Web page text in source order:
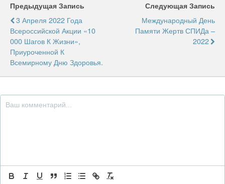
Предыдущая Запись
3 Апреля 2022 Года
Всероссийской Акции «10
000 Шагов К Жизни»,
Приуроченной К
Всемирному Дню Здоровья.
Следующая Запись
Международный День
Памяти Жертв СПИДа –
2022